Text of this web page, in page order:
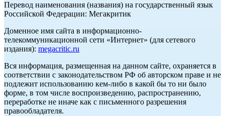
Перевод наименования (названия) на государственный язык
Российской Федерации: Мегакритик
Доменное имя сайта в информационно-
телекоммуникационной сети «Интернет» (для сетевого
издания): megacritic.ru
Вся информация, размещенная на данном сайте, охраняется в
соответствии с законодательством РФ об авторском праве и не
подлежит использованию кем-либо в какой бы то ни было
форме, в том числе воспроизведению, распространению,
переработке не иначе как с письменного разрешения
правообладателя.